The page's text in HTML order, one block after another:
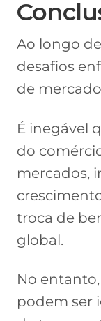
Ao longo
desafios
de
É inegável
do
mercados,
troca de
global.
No
podem ser